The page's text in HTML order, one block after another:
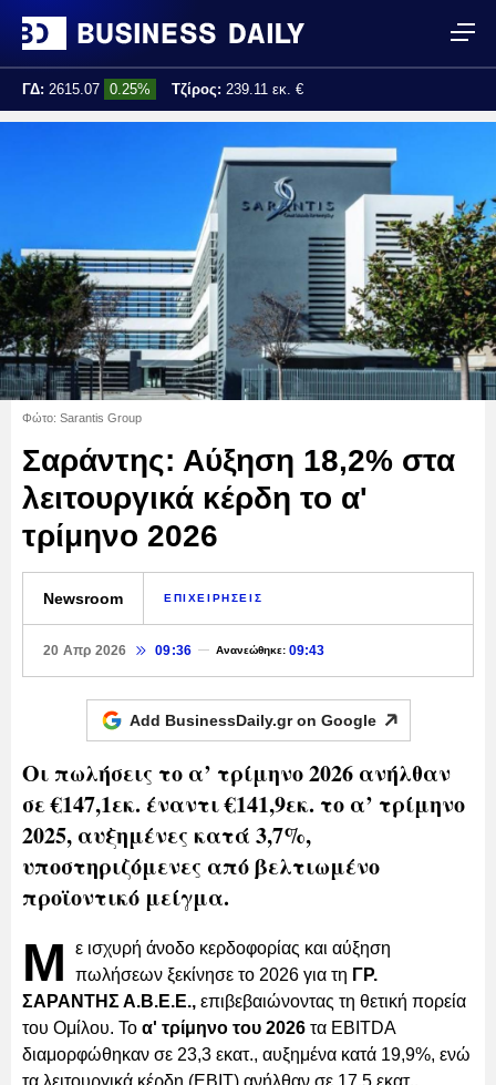
ΓΔ: 2615.07 0.25% Τζίρος: 239.11 εκ. €
Φώτο: Sarantis Group
Σαράντης: Αύξηση 18,2% στα
λειτουργικά κέρδη το α'
τρίμηνο 2026
Newsroom ΕΠΙΧΕΙΡΗΣΕΙΣ
20 Απρ 2026 09:36 Ανανεώθηκε: 09:43
Add BusinessDaily.gr on Google
Οι πωλήσεις το α’ τρίμηνο 2026 ανήλθαν
σε €147,1εκ. έναντι €141,9εκ. το α’ τρίμηνο
2025, αυξημένες κατά 3,7%,
υποστηριζόμενες από βελτιωμένο
προϊοντικό μείγμα.
Μ
ε ισχυρή άνοδο κερδοφορίας και αύξηση
πωλήσεων ξεκίνησε το 2026 για τη ΓΡ.
ΣΑΡΑΝΤΗΣ Α.Β.Ε.Ε., επιβεβαιώνοντας τη θετική πορεία
του Ομίλου. Το α' τρίμηνο του 2026 τα EBITDA
διαμορφώθηκαν σε 23,3 εκατ., αυξημένα κατά 19,9%, ενώ
τα λειτουργικά κέρδη (EBIT) ανήλθαν σε 17,5 εκατ.,